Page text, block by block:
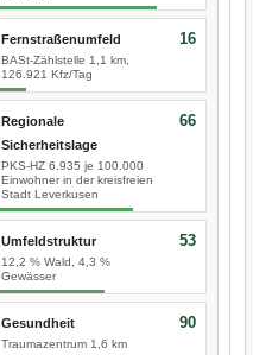
Fernstraßenumfeld
BASt-Zählstelle 1,1 km,
126.921 Kfz/Tag
16
Regionale
Sicherheitslage
PKS-HZ 6.935 je 100.000
Einwohner in der kreisfreien
Stadt Leverkusen
66
Umfeldstruktur
12,2 % Wald, 4,3 %
Gewässer
53
Gesundheit
Traumazentrum 1,6 km
90